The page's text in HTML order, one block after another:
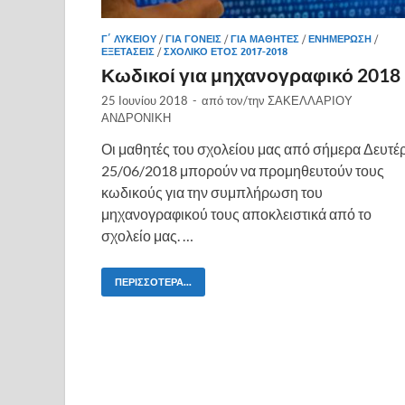
Γ΄ ΛΥΚΕΊΟΥ /ΓΙΑ ΓΟΝΕΊΣ /ΓΙΑ ΜΑΘΗΤΈΣ /ΕΝΗΜΈΡΩΣΗ /
ΕΞΕΤΆΣΕΙΣ /ΣΧΟΛΙΚΌ ΈΤΟΣ 2017-2018
Κωδικοί για μηχανογραφικό 2018
25 Ιουνίου 2018 - από τον/την ΣΑΚΕΛΛΑΡΙΟΥ
ΑΝΔΡΟΝΙΚΗ
Οι μαθητές του σχολείου μας από σήμερα
25/06/2018 μπορούν να προμηθευτούν τους
κωδικούς για την συμπλήρωση του
μηχανογραφικού τους αποκλειστικά από το
σχολείο μας. …
ΠΕΡΙΣΣΌΤΕΡΑ...